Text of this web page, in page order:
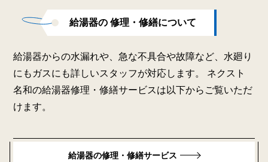
給湯器の 修理・修繕について
給湯器からの水漏れや、急な不具合や故障など、水廻り
にもガスにも詳しいスタッフが対応します。 ネクスト
名和の給湯器修理・修繕サービスは以下からご覧いただ
けます。
給湯器の修理・修繕サービス